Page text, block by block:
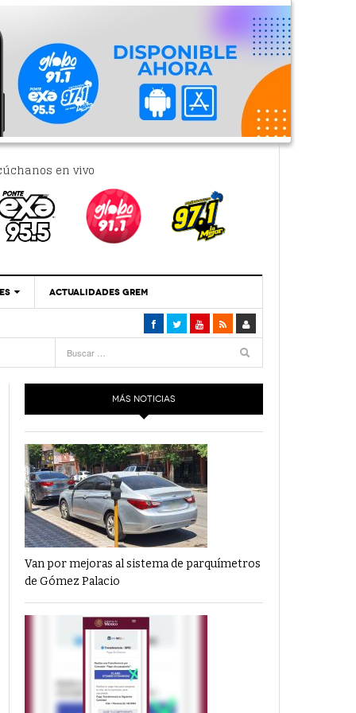
en vivo
‘Se Vale Soñar Con Una Contraloría Ciudadana’
Financiamiento’ Por PC29
‘La Laguna: Bomba De Tiempo Por Falta De
Planeación’ Por PC29- 17 mayo, 2021
‘Las Corrupciones, Sus Formas Y Efectos’ Por
PC29- 7 mayo, 2021
ACTUALIDADES GREM
MÁS NOTICIAS
Van por mejoras al sistema de parquímetros
de Gómez Palacio